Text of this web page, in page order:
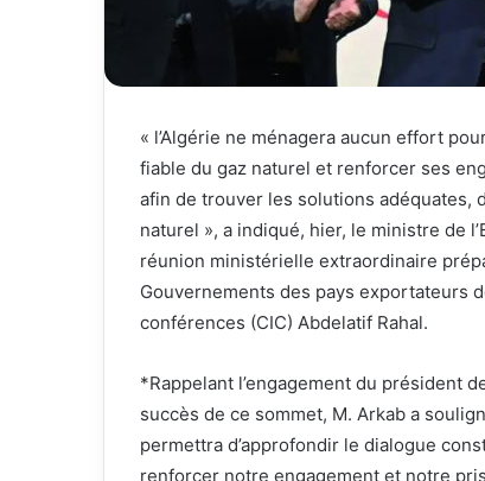
« l’Algérie ne ménagera aucun effort
fiable du gaz naturel et renforcer ses
afin de trouver les solutions adéquates,
naturel », a indiqué, hier, le ministre de
réunion ministérielle extraordinaire
Gouvernements des pays exportateurs
conférences (CIC) Abdelatif Rahal.
*Rappelant l’engagement du président
succès de ce sommet, M. Arkab a
permettra d’approfondir le dialogue
renforcer notre engagement et notre